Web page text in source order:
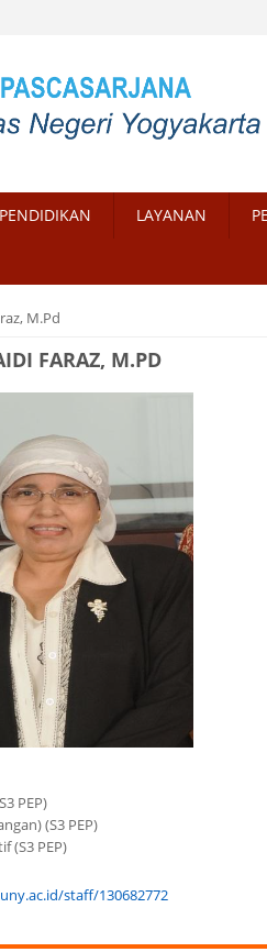
PENDIDIKAN LAYANAN
M.Pd
FARAZ, M.PD
PEP)
(S3 PEP)
(S3 PEP)
staff/130682772